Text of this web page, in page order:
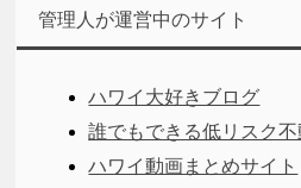
管理人が運営中のサイト
ハワイ大好きブログ
誰でもできる低リスク
ハワイ動画まとめサイト